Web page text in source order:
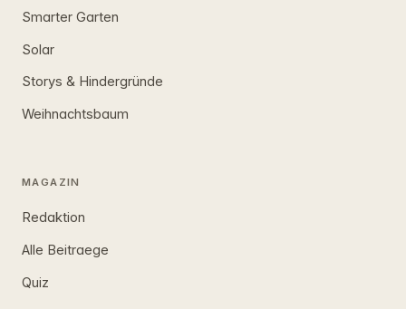
Smarter Garten
Solar
Storys & Hindergründe
Weihnachtsbaum
MAGAZIN
Redaktion
Alle Beitraege
Quiz